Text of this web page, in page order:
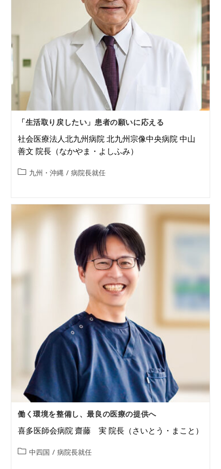
「生活取り戻したい」患者の願いに応える
社会医療法人北九州病院 北九州宗像中央病院 中山
善文 院長（なかやま・よしふみ）
九州・沖縄 / 病院長就任
働く環境を整備し、最良の医療の提供へ
喜多医師会病院 齋藤 実 院長（さいとう・まこと）
中四国 / 病院長就任